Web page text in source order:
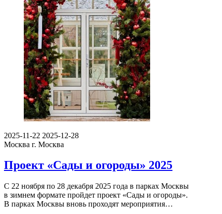
2025-11-22 2025-12-28
Москва г. Москва
Проект «Сады и огороды» 2025
С 22 ноября по 28 декабря 2025 года в парках Москвы
в зимнем формате пройдет проект «Сады и огороды».
В парках Москвы вновь проходят мероприятия…